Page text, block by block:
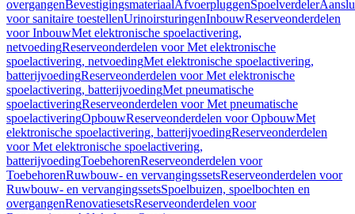
overgangenBevestigingsmateriaalAfvoerpluggenSpoelverdeler
voor sanitaire toestellenUrinoirsturingenInbouwReserveonderdelen
voor InbouwMet elektronische spoelactivering,
netvoedingReserveonderdelen voor Met elektronische
spoelactivering, netvoedingMet elektronische spoelactivering,
batterijvoedingReserveonderdelen voor Met elektronische
spoelactivering, batterijvoedingMet pneumatische
spoelactiveringReserveonderdelen voor Met pneumatische
spoelactiveringOpbouwReserveonderdelen voor OpbouwMet
elektronische spoelactivering, batterijvoedingReserveonderdelen
voor Met elektronische spoelactivering,
batterijvoedingToebehorenReserveonderdelen voor
ToebehorenRuwbouw- en vervangingssetsReserveonderdelen voor
Ruwbouw- en vervangingssetsSpoelbuizen, spoelbochten en
overgangenRenovatiesetsReserveonderdelen voor